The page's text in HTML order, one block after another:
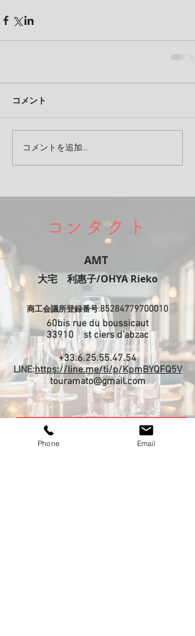
コメント
コメントを追加…
​コンタクト
AMT
​大宅 利惠子/OHYA Rieko
商工会議所登録番号:85284779700010
60bis rue du boussicaut
​33910 st ciers d'abzac
+33.6.25.55.47.54
LINE:https://line.me/ti/p/KpmBYQFQ5V
touramato@gmail.com
Phone Email